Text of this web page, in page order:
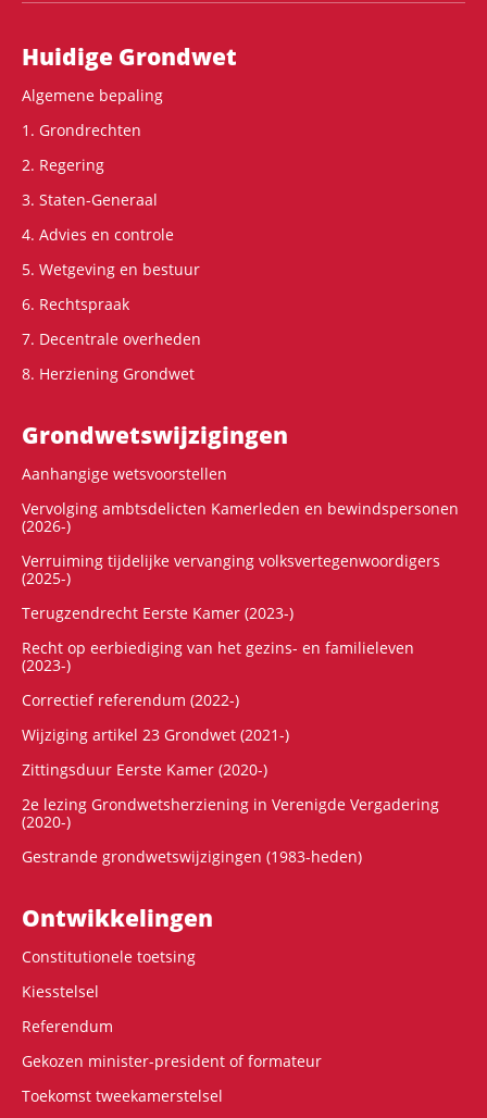
Hoofdnavigatie
Huidige Grondwet
Algemene bepaling
1. Grondrechten
2. Regering
3. Staten-Generaal
4. Advies en controle
5. Wetgeving en bestuur
6. Rechtspraak
7. Decentrale overheden
8. Herziening Grondwet
Grondwets­wijzigingen
Aanhangige wetsvoorstellen
Vervolging ambtsdelicten Kamerleden en bewindspersonen
(2026-)
Verruiming tijdelijke vervanging volksvertegenwoordigers
(2025-)
Terugzendrecht Eerste Kamer (2023-)
Recht op eerbiediging van het gezins- en familieleven
(2023-)
Correctief referendum (2022-)
Wijziging artikel 23 Grondwet (2021-)
Zittingsduur Eerste Kamer (2020-)
2e lezing Grondwetsherziening in Verenigde Vergadering
(2020-)
Gestrande grondwetswijzigingen (1983-heden)
Ontwikke­lingen
Constitutionele toetsing
Kiesstelsel
Referendum
Gekozen minister-president of formateur
Toekomst tweekamerstelsel